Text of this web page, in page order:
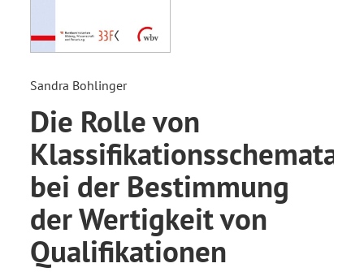
Sandra Bohlinger
Die Rolle von
Klassifikationsschemata
bei der Bestimmung
der Wertigkeit von
Qualifikationen